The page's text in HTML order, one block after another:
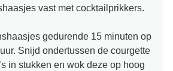
vast met cocktailprikkers.
gedurende 15 minuten op
Snijd ondertussen de courgette
in stukken en wok deze op hoog